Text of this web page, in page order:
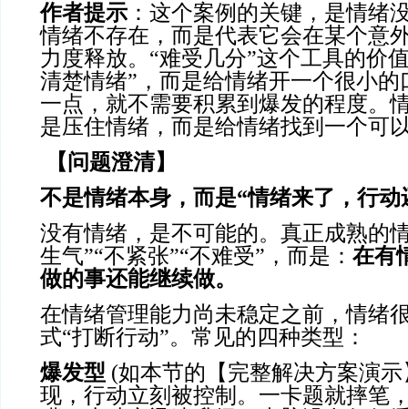
作者提示 ：这个案例的关键，是情绪
情绪不存在，而是代表它会在某个意
力度释放。“难受几分”这个工具的价
清楚情绪”，而是给情绪开一个很小
一点，就不需要积累到爆发的程度。
是压住情绪，而是给情绪找到一个可
【问题澄清】
不是情绪本身，而是“情绪来了，行
没有情绪，是不可能的。真正成熟的
生气”“不紧张”“不难受”，而是： 在有
做的事还能继续做。
在情绪管理能力尚未稳定之前，情绪
式“打断行动”。常见的四种类型：
爆发型 (如本节的【完整解决方案演
现，行动立刻被控制。一卡题就摔笔